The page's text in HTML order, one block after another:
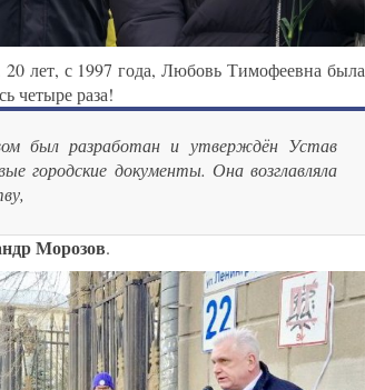
лет, с 1997 года, Любовь Тимофеевна была
четыре раза!
был разработан и утверждён Устав
городские документы. Она возглавляла
Морозов.